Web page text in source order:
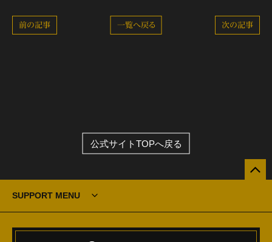
次の記事
一覧へ戻る
前の記事
公式サイトTOPへ戻る
SUPPORT MENU